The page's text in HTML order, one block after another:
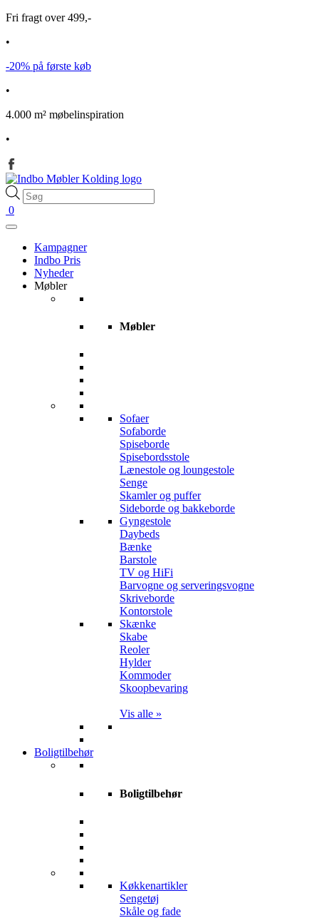
Fri fragt over 499,-
•
-20% på første køb
•
4.000 m² møbelinspiration
•
Products
search
0
Kampagner
Indbo Pris
Nyheder
Møbler
Møbler
Sofaer
Sofaborde
Spiseborde
Spisebordsstole
Lænestole og loungestole
Senge
Skamler og puffer
Sideborde og bakkeborde
Gyngestole
Daybeds
Bænke
Barstole
TV og HiFi
Barvogne og serveringsvogne
Skriveborde
Kontorstole
Skænke
Skabe
Reoler
Hylder
Kommoder
Skoopbevaring
Vis alle »
Boligtilbehør
Boligtilbehør
Køkkenartikler
Sengetøj
Skåle og fade